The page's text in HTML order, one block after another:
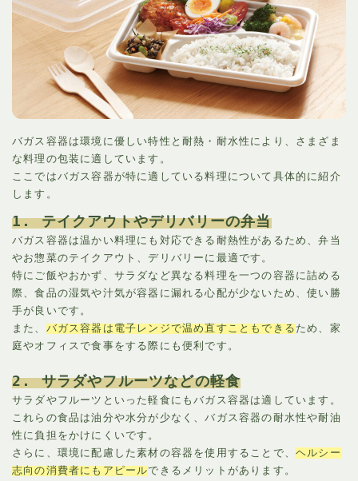
バガス容器は環境に優しい特性と耐熱・耐水性により、さまざま
な料理の包装に適しています。
ここではバガス容器が特に適している料理について具体的に紹介
します。
1. テイクアウトやデリバリーの弁当
バガス容器は温かい料理にも対応できる耐熱性があるため、弁当
やお惣菜のテイクアウト、デリバリーに最適です。
特にご飯やおかず、サラダなど異なる料理を一つの容器に詰める
際、食品の湿気や汁気が容器に漏れる心配が少ないため、使い勝
手が良いです。
また、 バガス容器は電子レンジで温め直すこともできる ため、家
庭やオフィスで食事をする際にも便利です。
2. サラダやフルーツなどの軽食
サラダやフルーツといった軽食にもバガス容器は適しています。
これらの食品は油分や水分が少なく、バガス容器の耐水性や耐油
性に負担をかけにくいです。
さらに、環境に配慮した素材の容器を使用することで、 ヘルシー
志向の消費者にもアピールできるメリットがあります。